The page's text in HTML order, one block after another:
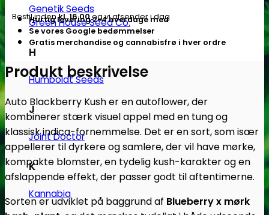
Genetik Seeds
Green House Seed Co.
H
Humboldt Seeds
J
Joint Doctor
K
Kannabia
skunkfrø
|
Dutch
Passion
antal
Bestil indenkl. 16.00og vi afsender i dag
Hurtig levering 2-4 hverdage med
Se vores Google bedømmelser
Gratis merchandise og cannabisfrø i hver ordre
Produkt beskrivelse
Auto Blackberry Kush er en autoflower, der
kombinerer stærk visuel appel med en tung og
klassisk indica-fornemmelse. Det er en sort, som især
appellerer til dyrkere og samlere, der vil have mørke,
kompakte blomster, en tydelig kush-karakter og en
afslappende effekt, der passer godt til aftentimerne.
Sorten er udviklet på baggrund af Blueberry x mørk